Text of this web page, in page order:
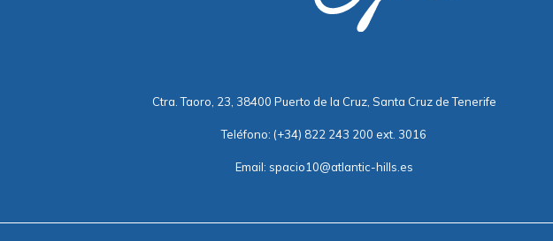
Ctra. Taoro, 23, 38400 Puerto de la Cruz, Santa Cruz de Tenerife
Teléfono: (+34) 822 243 200 ext. 3016
Email: spacio10@atlantic-hills.es